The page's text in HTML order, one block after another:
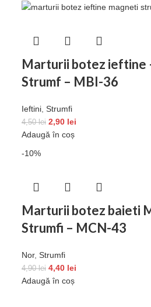
Marturii botez ieftine
Strumf – MBI-36
Ieftini Strumfi
4,50lei 2,90 lei
Adaugă în coș
-10%
Marturii botez baieti
Strumfi – MCN-43
Nor, Strumfi
4,90lei 4,40 lei
Adaugă în coș